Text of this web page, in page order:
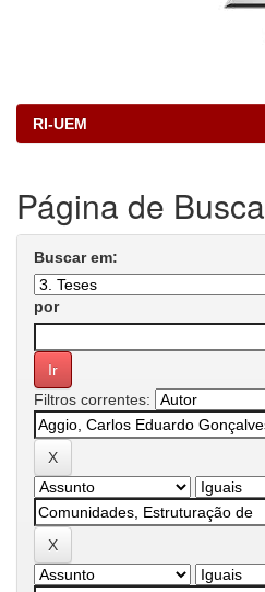
RI-UEM
Página de Busca
Buscar em:
por
Filtros correntes: